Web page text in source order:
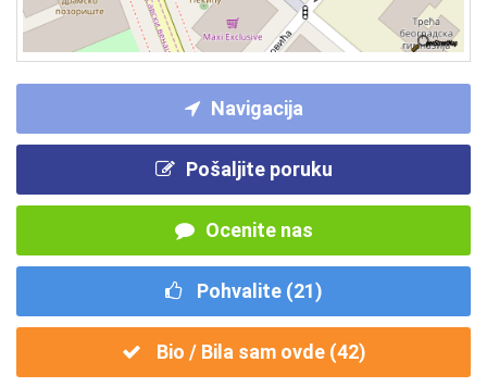
Navigacija
Pošaljite poruku
Ocenite nas
Pohvalite (21)
Bio / Bila sam ovde (42)